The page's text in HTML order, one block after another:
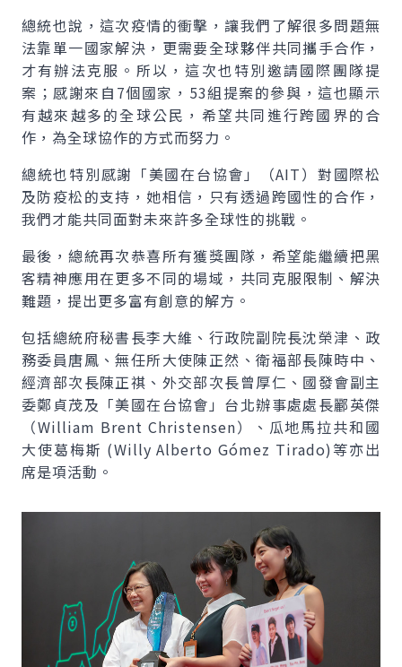
總統也說，這次疫情的衝擊，讓我們了解很多問題無
法靠單一國家解決，更需要全球夥伴共同攜手合作，
才有辦法克服。所以，這次也特別邀請國際團隊提
案；感謝來自7個國家，53組提案的參與，這也顯示
有越來越多的全球公民，希望共同進行跨國界的合
作，為全球協作的方式而努力。
總統也特別感謝「美國在台協會」（AIT）對國際松
及防疫松的支持，她相信，只有透過跨國性的合作，
我們才能共同面對未來許多全球性的挑戰。
最後，總統再次恭喜所有獲獎團隊，希望能繼續把黑
客精神應用在更多不同的場域，共同克服限制、解決
難題，提出更多富有創意的解方。
包括總統府秘書長李大維、行政院副院長沈榮津、政
務委員唐鳳、無任所大使陳正然、衛福部長陳時中、
經濟部次長陳正祺、外交部次長曾厚仁、國發會副主
委鄭貞茂及「美國在台協會」台北辦事處處長酈英傑
（William Brent Christensen）、瓜地馬拉共和國
大使葛梅斯 (Willy Alberto Gómez Tirado)等亦出
席是項活動。